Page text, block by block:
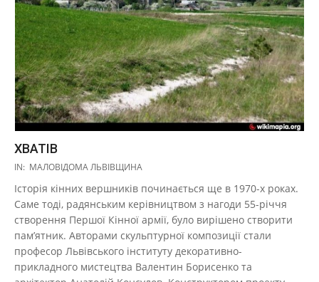
ХВАТІВ
2017-
27
IN: МАЛОВІДОМА ЛЬВІВЩИНА
Історія кінних вершників починається ще в 1970-х роках.
Саме тоді, радянським керівництвом з нагоди 55-річчя
створення Першої Кінної армії, було вирішено створити
пам’ятник. Авторами скульптурної композиції стали
професор Львівського інституту декоративно-
прикладного мистецтва Валентин Борисенко та